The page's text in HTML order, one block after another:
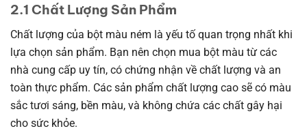
2.1 Chất Lượng Sản Phẩm
Chất lượng của bột màu ném là yếu tố quan trọng nhất khi
lựa chọn sản phẩm. Bạn nên chọn mua bột màu từ các
nhà cung cấp uy tín, có chứng nhận về chất lượng và an
toàn thực phẩm. Các sản phẩm chất lượng cao sẽ có màu
sắc tươi sáng, bền màu, và không chứa các chất gây hại
cho sức khỏe.